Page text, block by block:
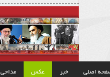
اصلی خبر عکس مداحی